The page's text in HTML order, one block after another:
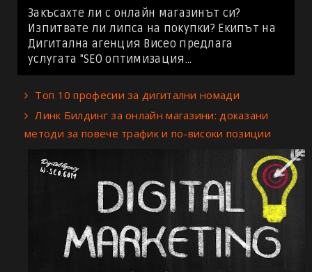
Закъсахте ли с онлайн магазинът си?
Изпитвате ли липса на покупки? Екипът на
Дигитална агенция Висео предлага
услугата "SEO оптимизация...
Топ 10 професии за дигитални номади
Линк Билдинг за онлайн магазини: доказани
методи за повече трафик и по-високи позиции